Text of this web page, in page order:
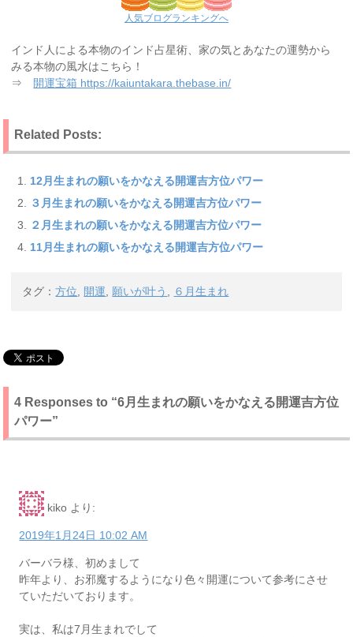
人気ブログランキングへ
インド人による本物のインド占星術、家の気とあなたの運勢から
みる本物の風水はこちら！
⇒ 開運宝箱 https://kaiuntakara.thebase.in/
Related Posts:
12月生まれの願いをかなえる開運吉方位パワー
３月生まれの願いをかなえる開運吉方位パワー
２月生まれの願いをかなえる開運吉方位パワー
11月生まれの願いをかなえる開運吉方位パワー
タグ：方位 開運 願いが叶う ６月生まれ
4 Responses to “6月生まれの願いをかなえる開運吉方位
パワー”
kiko より:
2019年1月24日 10:02 AM
バーバラ様、初めまして
昨年より、お邪魔するようになり色々開運について参考にさせ
ていただいております。
実は、私は7月生まれでして